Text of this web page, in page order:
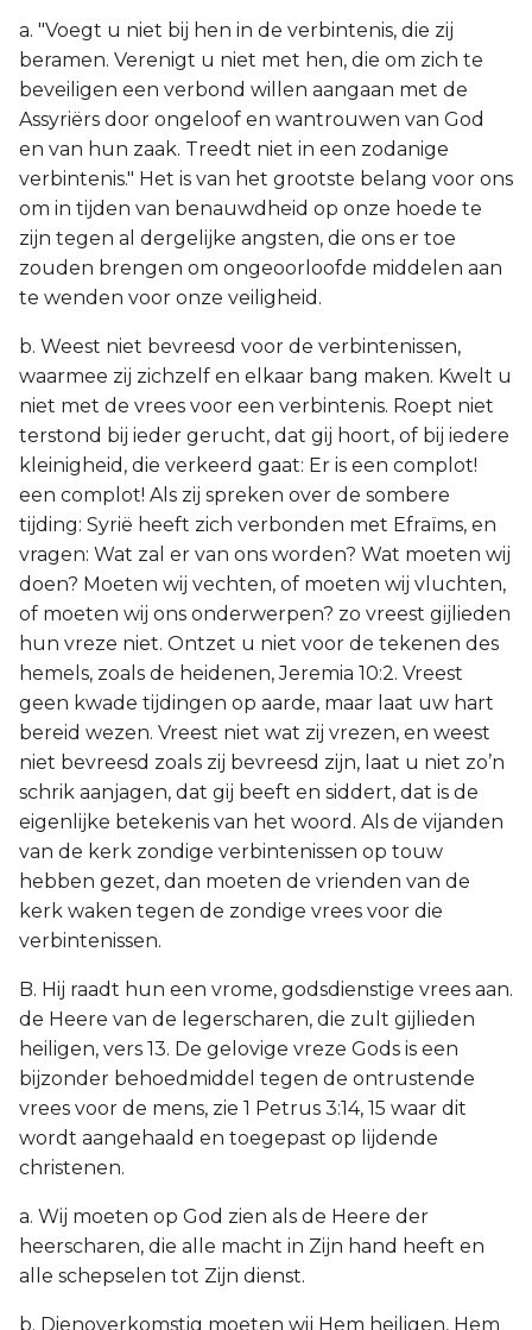
a. "Voegt u niet bij hen in de verbintenis, die zij
beramen. Verenigt u niet met hen, die om zich te
beveiligen een verbond willen aangaan met de
Assyriërs door ongeloof en wantrouwen van God
en van hun zaak. Treedt niet in een zodanige
verbintenis." Het is van het grootste belang voor ons
om in tijden van benauwdheid op onze hoede te
zijn tegen al dergelijke angsten, die ons er toe
zouden brengen om ongeoorloofde middelen aan
te wenden voor onze veiligheid.
b. Weest niet bevreesd voor de verbintenissen,
waarmee zij zichzelf en elkaar bang maken. Kwelt u
niet met de vrees voor een verbintenis. Roept niet
terstond bij ieder gerucht, dat gij hoort, of bij iedere
kleinigheid, die verkeerd gaat: Er is een complot!
een complot! Als zij spreken over de sombere
tijding: Syrië heeft zich verbonden met Efraïms, en
vragen: Wat zal er van ons worden? Wat moeten wij
doen? Moeten wij vechten, of moeten wij vluchten,
of moeten wij ons onderwerpen? zo vreest gijlieden
hun vreze niet. Ontzet u niet voor de tekenen des
hemels, zoals de heidenen, Jeremia 10:2. Vreest
geen kwade tijdingen op aarde, maar laat uw hart
bereid wezen. Vreest niet wat zij vrezen, en weest
niet bevreesd zoals zij bevreesd zijn, laat u niet zo’n
schrik aanjagen, dat gij beeft en siddert, dat is de
eigenlijke betekenis van het woord. Als de vijanden
van de kerk zondige verbintenissen op touw
hebben gezet, dan moeten de vrienden van de
kerk waken tegen de zondige vrees voor die
verbintenissen.
B. Hij raadt hun een vrome, godsdienstige vrees aan.
de Heere van de legerscharen, die zult gijlieden
heiligen, vers 13. De gelovige vreze Gods is een
bijzonder behoedmiddel tegen de ontrustende
vrees voor de mens, zie 1 Petrus 3:14, 15 waar dit
wordt aangehaald en toegepast op lijdende
christenen.
a. Wij moeten op God zien als de Heere der
heerscharen, die alle macht in Zijn hand heeft en
alle schepselen tot Zijn dienst.
b. Dienoverkomstig moeten wij Hem heiligen, Hem